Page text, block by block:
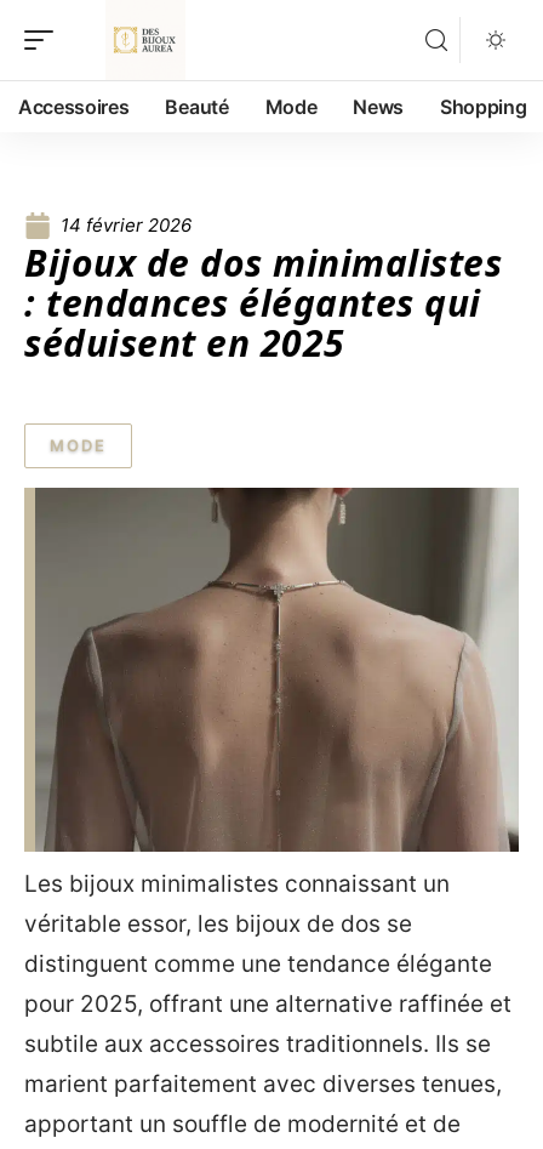
Accessoires Beauté Mode News Shopping
14 février 2026
Bijoux de dos minimalistes
: tendances élégantes qui
séduisent en 2025
MODE
Les bijoux minimalistes connaissant un
véritable essor, les bijoux de dos se
distinguent comme une tendance élégante
pour 2025, offrant une alternative raffinée et
subtile aux accessoires traditionnels. Ils se
marient parfaitement avec diverses tenues,
apportant un souffle de modernité et de